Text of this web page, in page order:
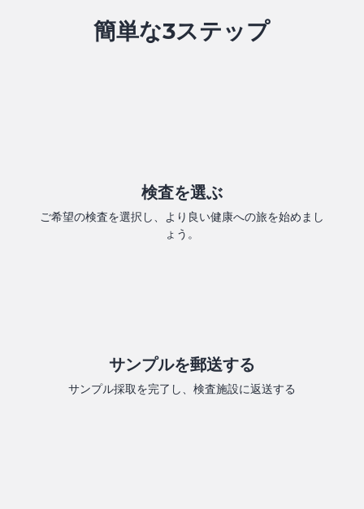
簡単な3ステップ
検査を選ぶ
ご希望の検査を選択し、より良い健康への旅を始めまし
ょう。
サンプルを郵送する
サンプル採取を完了し、検査施設に返送する